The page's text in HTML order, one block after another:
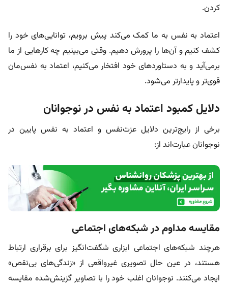
کردن.
اعتماد به نفس به ما کمک می‌کند پیش برویم، توانایی‌های خود را
کشف کنیم و آن‌ها را پرورش دهیم. وقتی می‌بینیم چه کارهایی از ما
برمی‌آید و به دستاوردهای خود افتخار می‌کنیم، اعتماد به نفس‌مان
قوی‌تر و پایدارتر می‌شود.
دلایل کمبود اعتماد به نفس در نوجوانان
برخی از رایج‌ترین دلایل عزت‌نفس و اعتماد به نفس پایین در
نوجوانان عبارت‌اند از:
مقایسه مداوم در شبکه‌های اجتماعی
هرچند شبکه‌های اجتماعی ابزاری شگفت‌انگیز برای برقراری ارتباط
هستند، در عین حال تصویری غیرواقعی از «زندگی‌های بی‌نقص»
ایجاد می‌کنند. نوجوانان اغلب خود را با تصاویر گزینش‌شده مقایسه